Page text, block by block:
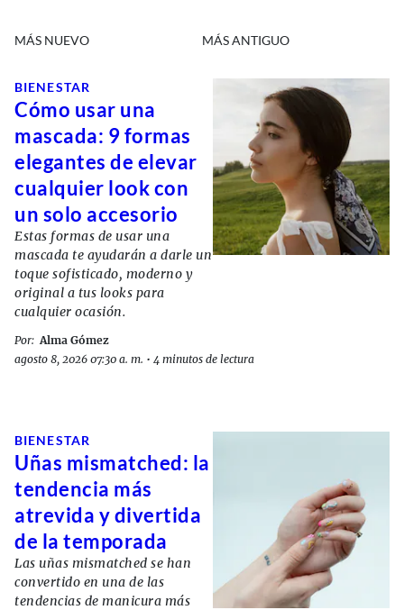
MÁS NUEVO MÁS ANTIGUO
BIENESTAR
Cómo usar una
mascada: 9 formas
elegantes de elevar
cualquier look con
un solo accesorio
Estas formas de usar una
mascada te ayudarán a darle un
toque sofisticado, moderno y
original a tus looks para
cualquier ocasión.
Por: Alma Gómez
agosto 8, 2026 07:30 a. m. • 4 minutos de lectura
BIENESTAR
Uñas mismatched: la
tendencia más
atrevida y divertida
de la temporada
Las uñas mismatched se han
convertido en una de las
tendencias de manicura más